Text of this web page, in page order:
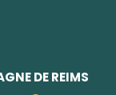
DE REIMS